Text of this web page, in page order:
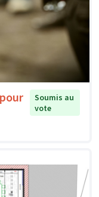
Soumis au
vote